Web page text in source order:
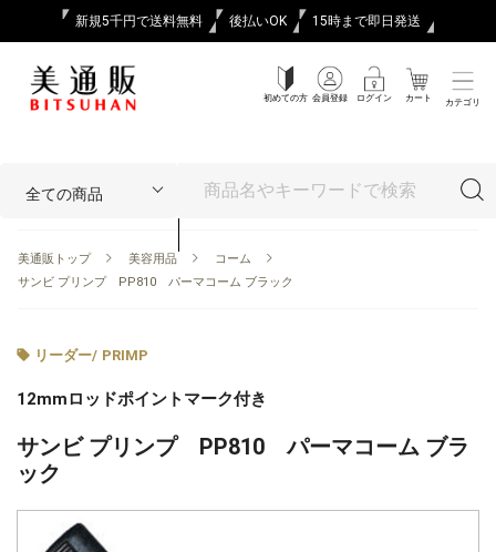
新規5千円で送料無料 後払いOK 15時まで即日発送
初めての方 会員登録 ログイン カート カテゴリ
美通販トップ 美容用品
コーム
サンビ プリンプ PP810 パーマコーム ブラック
リーダー/ PRIMP
12mmロッドポイントマーク付き
サンビ プリンプ PP810 パーマコーム ブラ
ック